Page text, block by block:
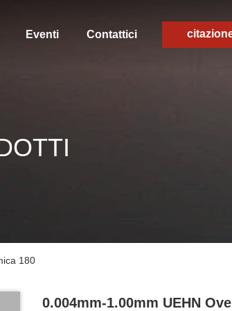
Eventi Contattici
180
0.004mm-1.00mm UEHN